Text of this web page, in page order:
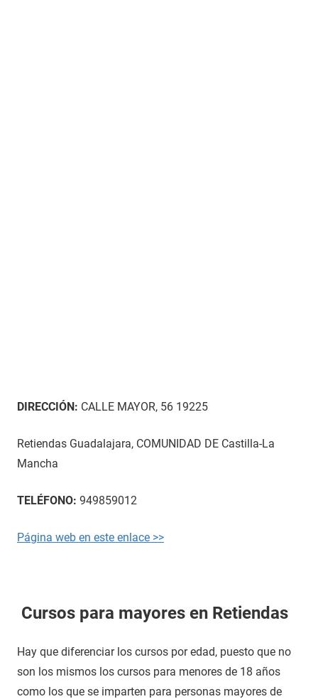
DIRECCIÓN: CALLE MAYOR, 56 19225
Retiendas Guadalajara, COMUNIDAD DE Castilla-La
Mancha
TELÉFONO: 949859012
Página web en este enlace >>
Cursos para mayores en Retiendas
Hay que diferenciar los cursos por edad, puesto que no
son los mismos los cursos para menores de 18 años
como los que se imparten para personas mayores de